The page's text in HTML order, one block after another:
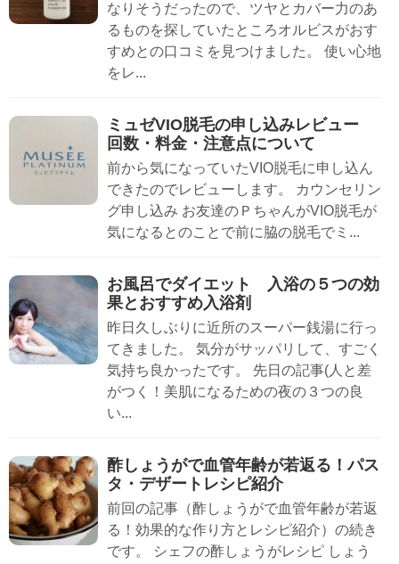
なりそうだったので、ツヤとカバー力のあ
るものを探していたところオルビスがおす
すめとの口コミを見つけました。 使い心地
をレ...
ミュゼVIO脱毛の申し込みレビュー
回数・料金・注意点について
前から気になっていたVIO脱毛に申し込ん
できたのでレビューします。 カウンセリン
グ申し込み お友達のＰちゃんがVIO脱毛が
気になるとのことで前に脇の脱毛でミ...
お風呂でダイエット 入浴の５つの効
果とおすすめ入浴剤
昨日久しぶりに近所のスーパー銭湯に行っ
てきました。 気分がサッパリして、すごく
気持ち良かったです。 先日の記事(人と差
がつく！美肌になるための夜の３つの良
い...
酢しょうがで血管年齢が若返る！パス
タ・デザートレシピ紹介
前回の記事（酢しょうがで血管年齢が若返
る！効果的な作り方とレシピ紹介）の続き
です。 シェフの酢しょうがレシピ しょう